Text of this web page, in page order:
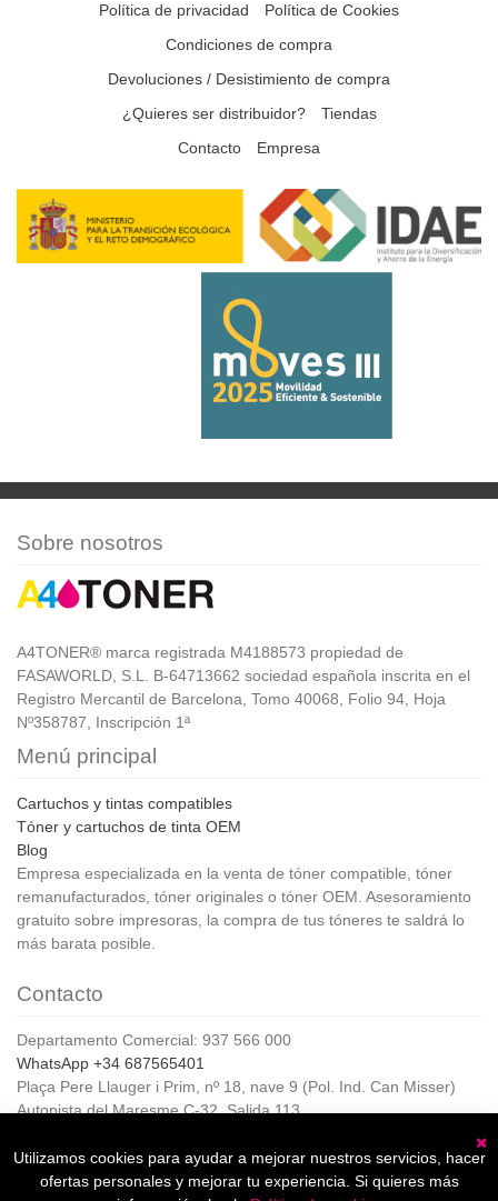
Política de privacidad
Política de Cookies
Condiciones de compra
Devoluciones / Desistimiento de compra
¿Quieres ser distribuidor?
Tiendas
Contacto
Empresa
Sobre nosotros
A4TONER® marca registrada M4188573 propiedad de
FASAWORLD, S.L. B-64713662 sociedad española inscrita en el
Registro Mercantil de Barcelona, Tomo 40068, Folio 94, Hoja
Nº358787, Inscripción 1ª
Menú principal
Cartuchos y tintas compatibles
Tóner y cartuchos de tinta OEM
Blog
Empresa especializada en la venta de tóner compatible, tóner
remanufacturados, tóner originales o tóner OEM. Asesoramiento
gratuito sobre impresoras, la compra de tus tóneres te saldrá lo
más barata posible.
Contacto
Departamento Comercial: 937 566 000
WhatsApp +34 687565401
Plaça Pere Llauger i Prim, nº 18, nave 9 (Pol. Ind. Can Misser)
Autopista del Maresme C-32, Salida 113
Horario de Atención al cliente:
De lunes a jueves de 8:00 a 17:00,
Utilizamos cookies para ayudar a mejorar nuestros servicios, hacer
ofertas personales y mejorar tu experiencia. Si quieres más